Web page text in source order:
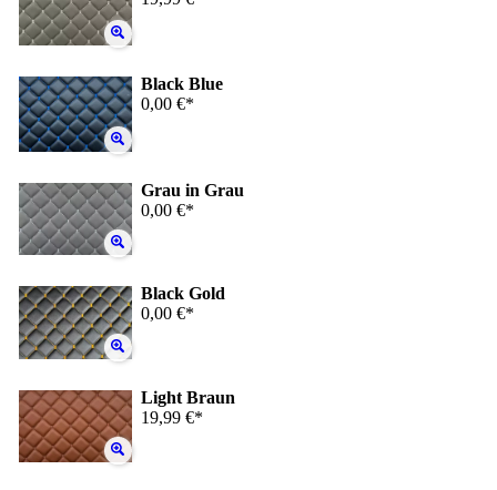
Black Blue
0,00 €*
Grau in Grau
0,00 €*
Black Gold
0,00 €*
Light Braun
19,99 €*